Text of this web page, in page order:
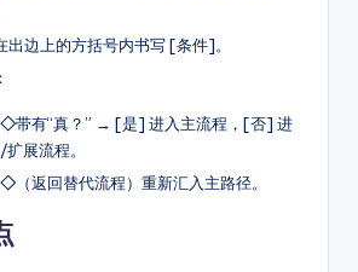
出边上的方括号内书写 [条件]。
◇带有“真？” → [是] 进入主流程，[否] 进
扩展流程。
◇ （返回替代流程）重新汇入主路径。